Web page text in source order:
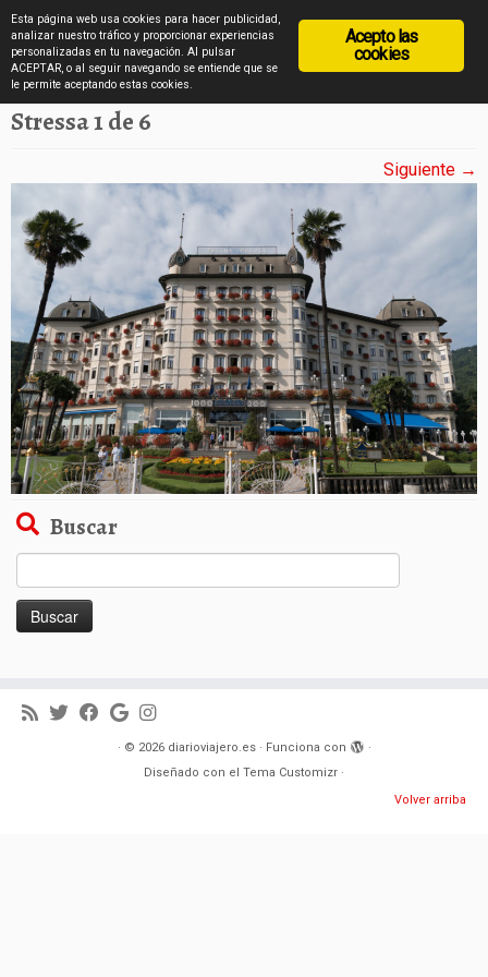
Saltar
al
diarioviajero.es
Inicio » Stresa en imágenes »
Stressa 1 de 6
Siguiente →
Buscar
· © 2026 diarioviajero.es· Funciona con
·
Diseñado con el Tema Customizr ·
Volver arriba
Acepto las
cookies
Esta página web usa cookies para hacer publicidad,
analizar nuestro tráfico y proporcionar experiencias
personalizadas en tu navegación. Al pulsar
ACEPTAR, o al seguir navegando se entiende que se
le permite aceptando estas cookies.